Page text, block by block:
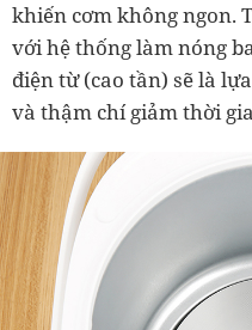
khiến cơm không ngon.
với hệ thống làm nóng
điện từ (cao tần) sẽ là
và thậm chí giảm thời